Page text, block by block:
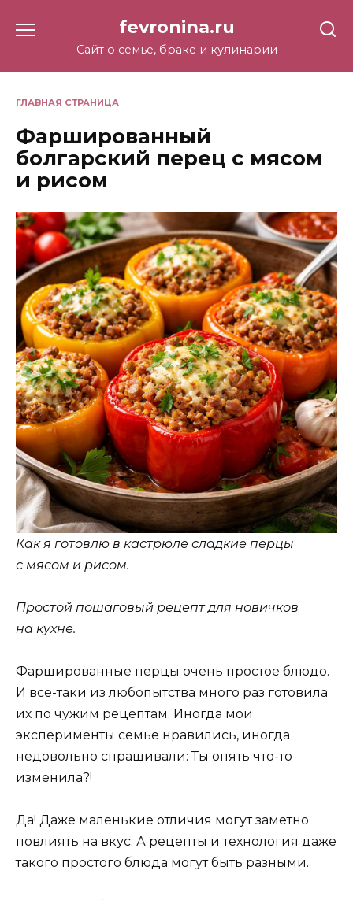
содержанию
fevronina.ru
Сайт о семье, браке и кулинарии
ГЛАВНАЯ СТРАНИЦА
Фаршированный
болгарский перец с мясом
и рисом
Как я готовлю в кастрюле сладкие перцы
с мясом и рисом.
Простой пошаговый рецепт для новичков
на кухне.
Фаршированные перцы очень простое блюдо.
И все-таки из любопытства много раз готовила
их по чужим рецептам. Иногда мои
эксперименты семье нравились, иногда
недовольно спрашивали: Ты опять что-то
изменила?!
Да! Даже маленькие отличия могут заметно
повлиять на вкус. А рецепты и технология даже
такого простого блюда могут быть разными.